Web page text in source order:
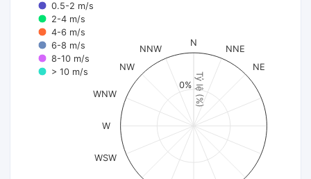
Tỷ lệ (%)
0.5-2 m/s
2-4 m/s
4-6 m/s
6-8 m/s
8-10 m/s
> 10 m/s
N
NNE
NE
WSW
W
WNW
NW
NNW
0%